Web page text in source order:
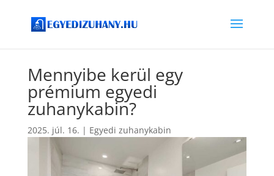
Mennyibe kerül egy
prémium egyedi
zuhanykabin?
2025. júl. 16. | Egyedi zuhanykabin